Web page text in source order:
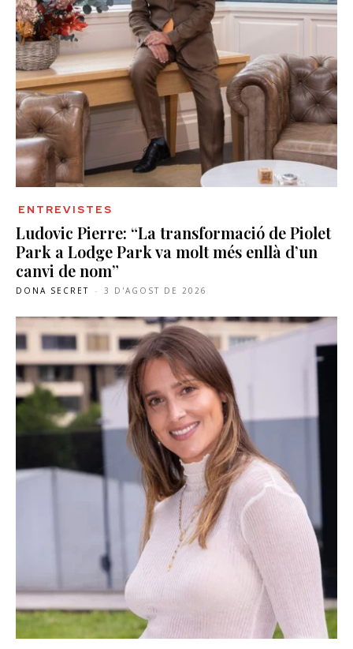
ENTREVISTES
Ludovic Pierre: “La transformació de Piolet
Park a Lodge Park va molt més enllà d’un
canvi de nom”
DONA SECRET - 3 D'AGOST DE 2026